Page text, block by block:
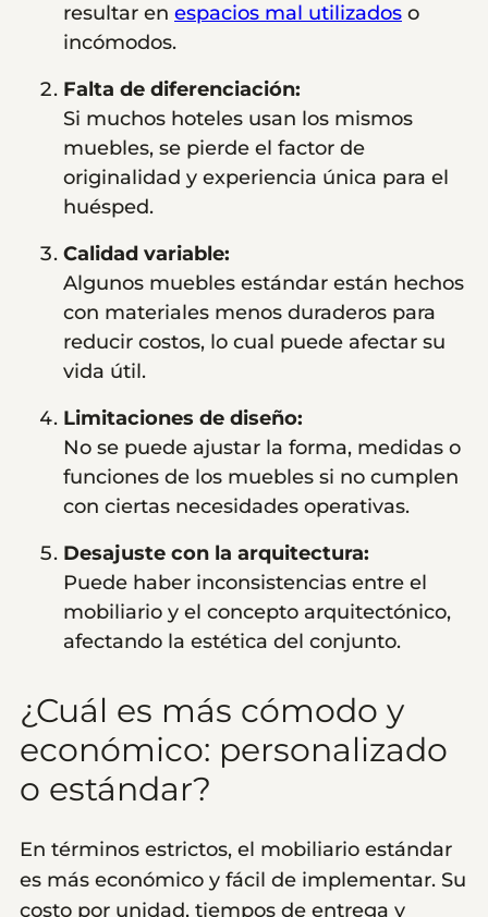
resultar en espacios mal utilizados o
incómodos.
Falta de diferenciación:
Si muchos hoteles usan los mismos
muebles, se pierde el factor de
originalidad y experiencia única para el
huésped.
Calidad variable:
Algunos muebles estándar están hechos
con materiales menos duraderos para
reducir costos, lo cual puede afectar su
vida útil.
Limitaciones de diseño:
No se puede ajustar la forma, medidas o
funciones de los muebles si no cumplen
con ciertas necesidades operativas.
Desajuste con la arquitectura:
Puede haber inconsistencias entre el
mobiliario y el concepto arquitectónico,
afectando la estética del conjunto.
¿Cuál es más cómodo y
económico: personalizado
o estándar?
En términos estrictos, el mobiliario estándar
es más económico y fácil de implementar. Su
costo por unidad, tiempos de entrega y